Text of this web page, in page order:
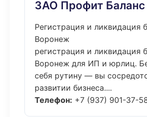
ЗАО Профит Баланс
Регистрация и ликвидация
Воронеж
регистрация и ликвидация
Воронеж для ИП и юрлиц.
себя рутину — вы
развитии бизнеса....
Телефон: +7 (937) 901-37-